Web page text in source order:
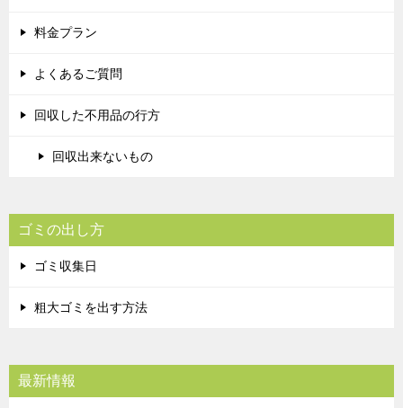
料金プラン
よくあるご質問
回収した不用品の行方
回収出来ないもの
ゴミの出し方
ゴミ収集日
粗大ゴミを出す方法
最新情報